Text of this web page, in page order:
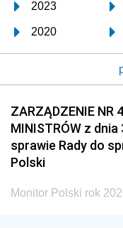
2023
2020
2017
2014
2011
2008
2005
ZARZĄDZENIE NR
MINISTRÓW z
sprawie Rady do
Polski
Monitor Polski rok